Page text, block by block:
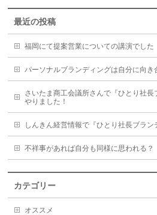
最近の投稿
福岡にて提案営業についての講演でした
パーソナルブランディングは自分に向き
さいたま商工会議所さんで『ひとり社
やりました！
しんきん経営情報で『ひとり社長ブラン
不祥事があれば自分も同様に思われる？
カテゴリー
オススメ